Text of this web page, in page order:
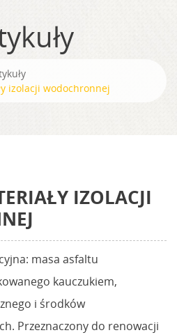
izolacji wodochronnej
IZOLACJI
masa asfaltu
kauczukiem,
i środków
Przeznaczony do renowacji